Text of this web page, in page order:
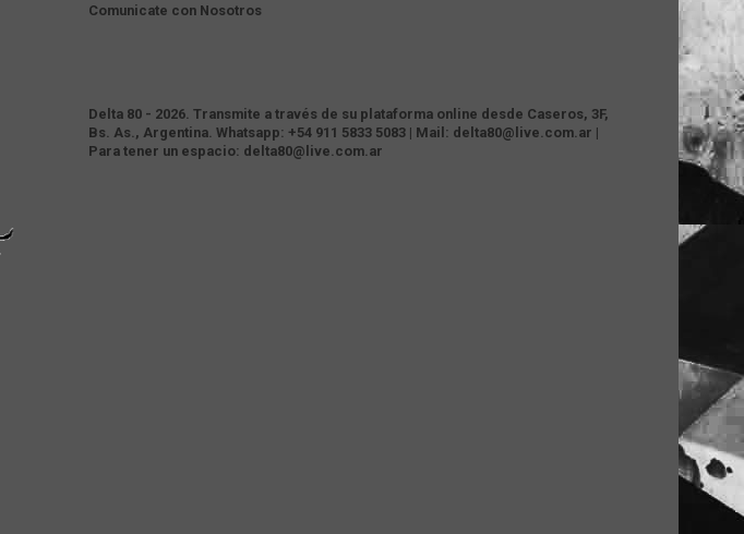
Comunicate con Nosotros
Delta 80 - 2026. Transmite a través de su plataforma online desde Caseros, 3F,
Bs. As., Argentina. Whatsapp: +54 911 5833 5083 | Mail: delta80@live.com.ar |
Para tener un espacio: delta80@live.com.ar